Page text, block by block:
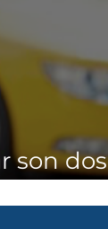
son dos